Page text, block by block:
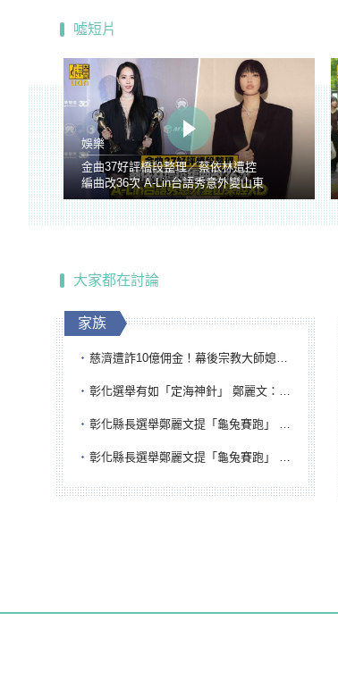
噓短片
娛樂
金曲37好評橋段整理／蔡依林遭控
編曲改36次 A-Lin台語秀意外變山東
腔
大家都在討論
家族
慈濟遭詐10億佣金！幕後宗教大師媳婦獲100萬交保...快步奔離不發一語
彰化選舉有如「定海神針」 鄭麗文：傾全黨之力讓彰化贏
彰化縣長選舉鄭麗文提「龜兔賽跑」 綠營、無黨籍忙否認是烏龜
彰化縣長選舉鄭麗文提「龜兔賽跑」 綠營、無黨籍忙否認是烏龜